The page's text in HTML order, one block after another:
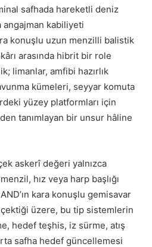
safhada hareketli deniz
angajman kabiliyeti
konuşlu uzun menzilli balistik
arasında hibrit bir role
limanlar, amfibi hazırlık
kümeleri, seyyar komuta
yüzey platformları için
tanımlayan bir unsur hâline
askerî değeri yalnızca
hız veya harp başlığı
kara konuşlu gemisavar
üzere, bu tip sistemlerin
hedef teşhis, iz sürme, atış
safha hedef güncellemesi